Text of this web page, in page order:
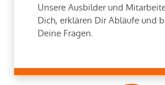
Unsere Ausbilder und
Dich, erklären Dir Abläufe und
Deine Fragen.